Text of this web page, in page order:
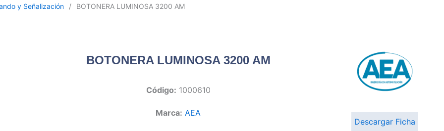
y Señalización / BOTONERA LUMINOSA 3200 AM
BOTONERA LUMINOSA 3200 AM
Código: 1000610
Marca: AEA
Descargar Ficha